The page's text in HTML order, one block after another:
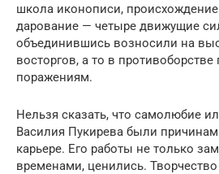
школа иконописи, происхождение
дарование — четыре движущие
объединившись возносили на
восторгов, а то в
поражениям.
Нельзя сказать, что самолюбие
Василия Пукирева были
карьере. Его работы не только
временами, ценились.